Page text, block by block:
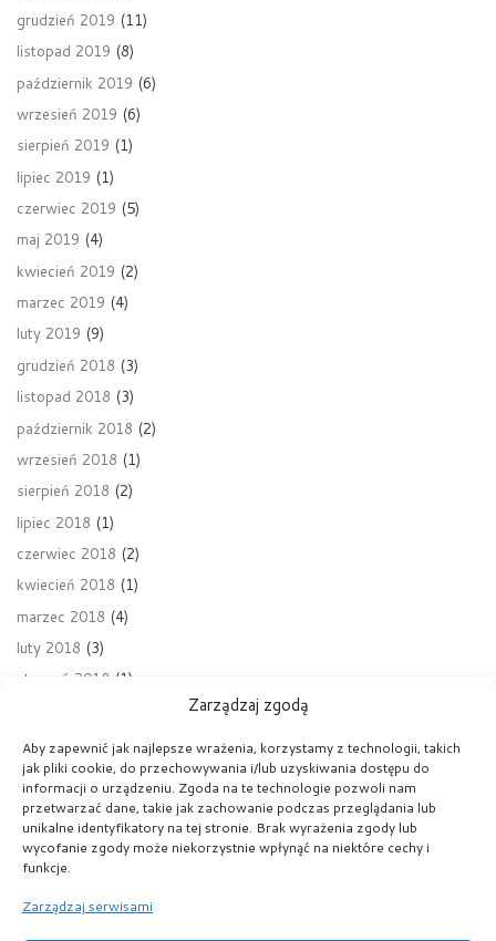
Zarządzaj zgodą
Aby zapewnić jak najlepsze wrażenia, korzystamy z technologii, takich
jak pliki cookie, do przechowywania i/lub uzyskiwania dostępu do
informacji o urządzeniu. Zgoda na te technologie pozwoli nam
przetwarzać dane, takie jak zachowanie podczas przeglądania lub
unikalne identyfikatory na tej stronie. Brak wyrażenia zgody lub
wycofanie zgody może niekorzystnie wpłynąć na niektóre cechy i
funkcje.
Zarządzaj serwisami
grudzień 2019 (11)
listopad 2019 (8)
październik 2019 (6)
wrzesień 2019 (6)
sierpień 2019 (1)
lipiec 2019 (1)
czerwiec 2019 (5)
maj 2019 (4)
kwiecień 2019 (2)
marzec 2019 (4)
luty 2019 (9)
grudzień 2018 (3)
listopad 2018 (3)
październik 2018 (2)
wrzesień 2018 (1)
sierpień 2018 (2)
lipiec 2018 (1)
czerwiec 2018 (2)
kwiecień 2018 (1)
marzec 2018 (4)
luty 2018 (3)
styczeń 2018 (1)
listopad 2017 (6)
październik 2017(6)
wrzesień 2017(2)
sierpień 2017(2)
kwiecień 2017